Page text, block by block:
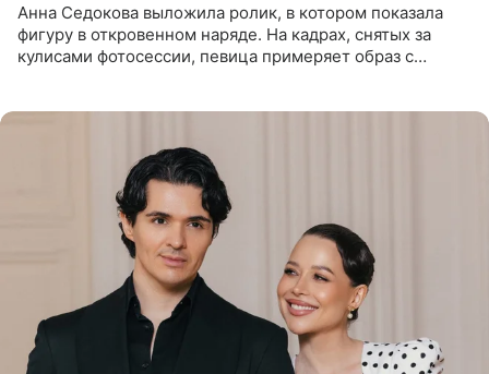
Анна Седокова выложила ролик, в котором показала
фигуру в откровенном наряде. На кадрах, снятых за
кулисами фотосессии, певица примеряет образ с